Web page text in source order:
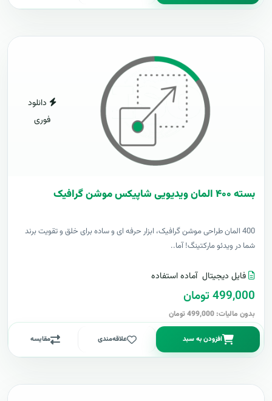
دانلود
فوری
بسته ۴۰۰ المان ویدیویی شاپیکس موشن گرافیک
400 المان طراحی موشن گرافیک، ابزار حرفه ای و ساده برای خلق و تقویت برند
شما در ویدئو مارکتینگ! آما..
فایل دیجیتال آماده استفاده
499,000 تومان
بدون مالیات: 499,000 تومان
افزودن به سبد علاقه‌مندی مقایسه